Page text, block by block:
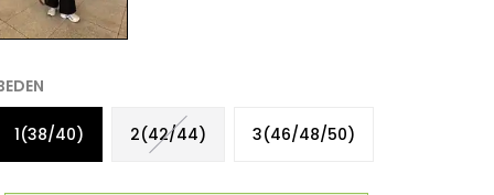
1(38/40) 2(42/44) 3(46/48/50)